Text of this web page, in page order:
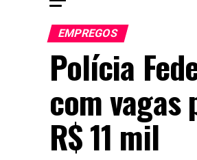
EMPREGOS
Polícia
com vagas
R$ 11 mil